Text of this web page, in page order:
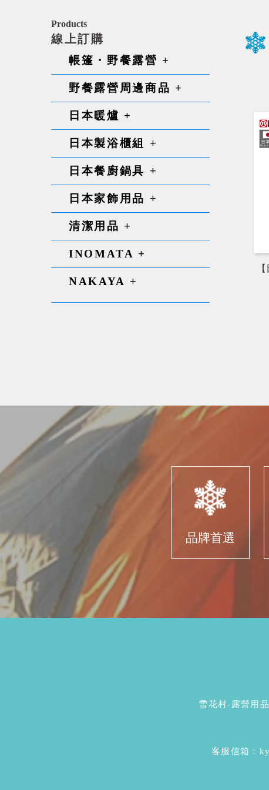
Products
線上訂購
帳篷・野餐露營 +
野餐露營周邊商品 +
日本暖爐 +
日本製浴櫃組 +
日本餐廚鍋具 +
日本家飾用品 +
清潔用品 +
INOMATA +
NAKAYA +
品牌首選
雪花村-露營用
客服信箱：